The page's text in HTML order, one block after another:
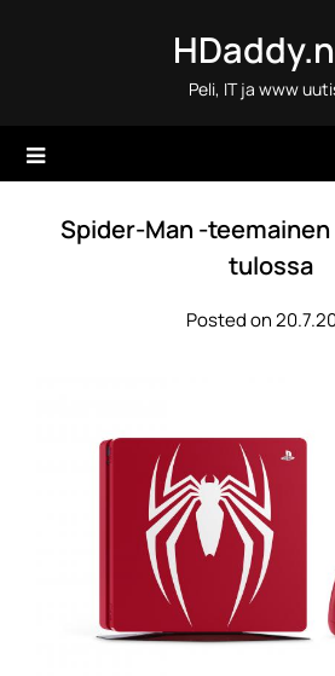
Peli, IT ja www
Spider-Man -
tulossa
Posted on